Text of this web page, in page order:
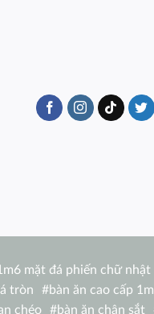
mặt đá phiến chữ nhật
tròn #bàn ăn cao cấp
chéo #bàn ăn chân sắt